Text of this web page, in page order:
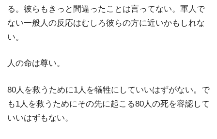
る。彼らもきっと間違ったことは言ってない。軍人で
ない一般人の反応はむしろ彼らの方に近いかもしれな
い。
人の命は尊い。
80人を救うために1人を犠牲にしていいはずがない。で
も1人を救うためにその先に起こる80人の死を容認して
いいはずもない。